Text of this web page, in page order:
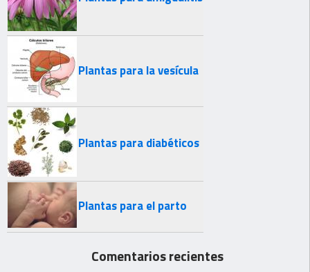
Plantas para la vesícula
Plantas para diabéticos
Plantas para el parto
Comentarios recientes